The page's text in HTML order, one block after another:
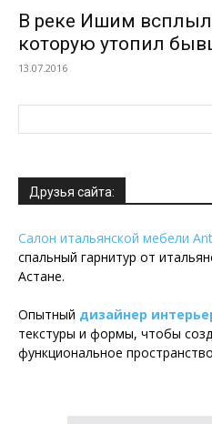
В реке Ишим
которую утопил
13.07.2016
Друзья сайта:
Салон итальянской мебели
спальный гарнитур от
Астане.
Опытный дизайнер
текстуры и формы, чтобы
функциональное